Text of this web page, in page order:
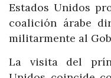
Estados Unidos
coalición árabe
militarmente al
La visita del